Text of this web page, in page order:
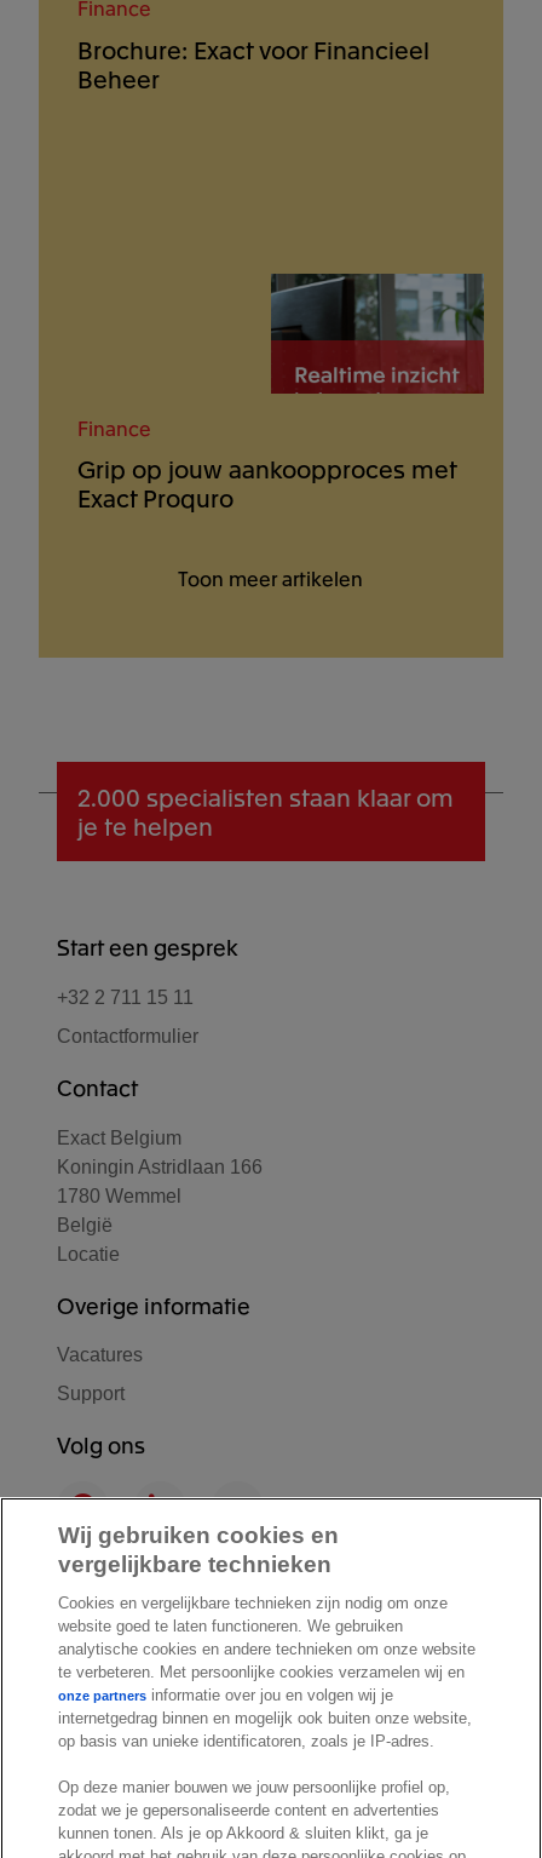
Finance
Brochure: Exact voor Financieel
Beheer
Finance
Grip op jouw aankoopproces met
Exact Proquro
Toon meer artikelen
2.000 specialisten staan klaar om
je te helpen
Start een gesprek
+32 2 711 15 11
Contactformulier
Contact
Exact Belgium
Koningin Astridlaan 166
1780 Wemmel
België
Locatie
Overige informatie
Vacatures
Support
Volg ons
F
a
b
o
k
L
n
k
e
I
n
Y
u
e
n
s
t
a
g
r
a
m
S
p
o
i
f
y
© Exact 2026
Cookie statement
Cookie settings
Wij gebruiken cookies en
vergelijkbare technieken
Cookies en vergelijkbare technieken zijn nodig om onze
website goed te laten functioneren. We gebruiken
analytische cookies en andere technieken om onze website
te verbeteren. Met persoonlijke cookies verzamelen wij en
onze partners informatie over jou en volgen wij je
internetgedrag binnen en mogelijk ook buiten onze website,
op basis van unieke identificatoren, zoals je IP-adres.
Op deze manier bouwen we jouw persoonlijke profiel op,
zodat we je gepersonaliseerde content en advertenties
kunnen tonen. Als je op Akkoord & sluiten klikt, ga je